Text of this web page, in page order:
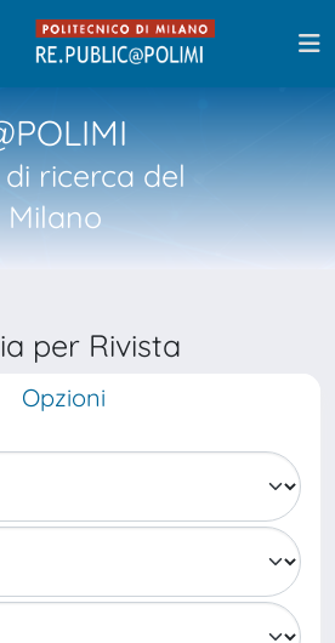
ricerca del
Milano
per Rivista
Opzioni